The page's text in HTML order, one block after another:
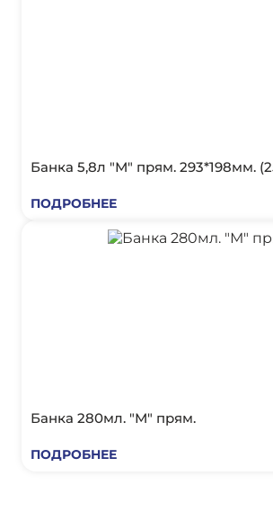
Банка 5,8л "М" прям. 293*198мм.
ПОДРОБНЕЕ
Банка 280мл. "М" прям.
ПОДРОБНЕЕ